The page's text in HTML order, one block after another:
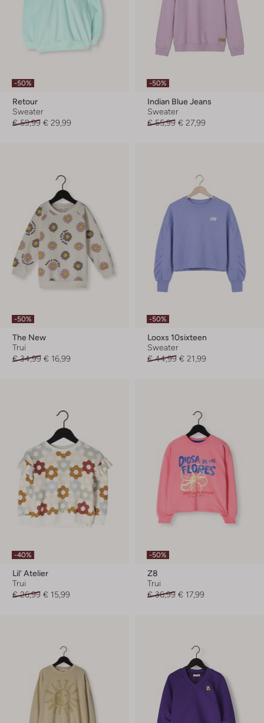
-50%
Retour
Sweater
€ 59,99 € 29,99
-50%
Indian Blue Jeans
Sweater
€ 55,99 € 27,99
-50%
The New
Trui
€ 34,99 € 16,99
-50%
Looxs 10sixteen
Sweater
€ 44,99 € 21,99
-40%
Lil' Atelier
Trui
€ 26,99 € 15,99
-50%
Z8
Trui
€ 36,99 € 17,99